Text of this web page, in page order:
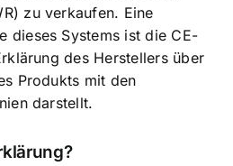
zu verkaufen. Eine
dieses Systems ist die CE-
des Herstellers über
Produkts mit den
darstellt.